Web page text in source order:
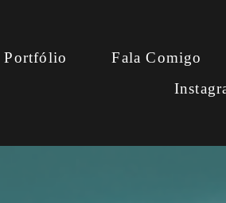
Portfólio Fala Comigo